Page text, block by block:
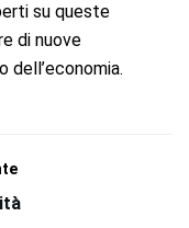
su queste
di nuove
dell’economia.